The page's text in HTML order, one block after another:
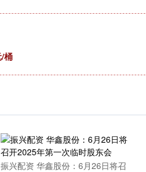
桶
振兴配资 华鑫股份：6月26日将召